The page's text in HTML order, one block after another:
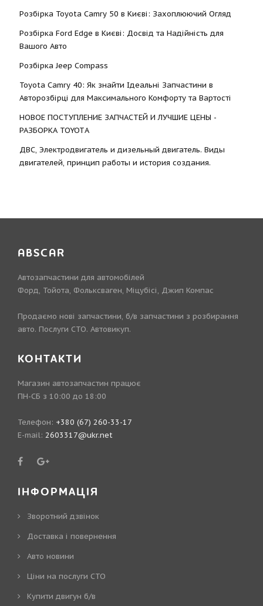
Розбірка Toyota Camry 50 в Києві: Захоплюючий Огляд
Розбірка Ford Edge в Києві: Досвід та Надійність для
Вашого Авто
Розбірка Jeep Compass
Toyota Camry 40: Як знайти Ідеальні Запчастини в
Авторозбірці для Максимального Комфорту та Вартості
НОВОЕ ПОСТУПЛЕНИЕ ЗАПЧАСТЕЙ И ЛУЧШИЕ ЦЕНЫ -
РАЗБОРКА TOYOTА
ДВС, Электродвигатель и дизельный двигатель. Виды
двигателей, принцип работы и история создания.
ABSCAR
Автозапчастини для автомобілей
Форд, Тойота, Фольксваген, Міцубісі, Джип Компас
Продаємо нові запчастини, б/в запчастини з розбирання
авто. Послуги СТО. Автовикуп.
КОНТАКТИ
Магазин автозапчастин працює
ПН-СБ з 10:00 до 18:00
Телефон: +380 (67) 260-33-17
E-mail: 2603317@ukr.net
ІНФОРМАЦІЯ
Зворотний дзвінок
Доставка і повернення
Авто новини
Ціни на послуги СТО
Купити двигун б/в